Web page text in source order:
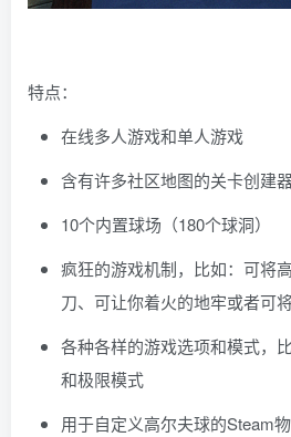
特点：
在线多人游戏和单人游戏
含有许多社区地图的关卡创建
10个内置球场（180个球洞）
疯狂的游戏机制，比如：可将
刀、可让你着火的地牢或者可
各种各样的游戏选项和模式，
和极限模式
用于自定义高尔夫球的Steam